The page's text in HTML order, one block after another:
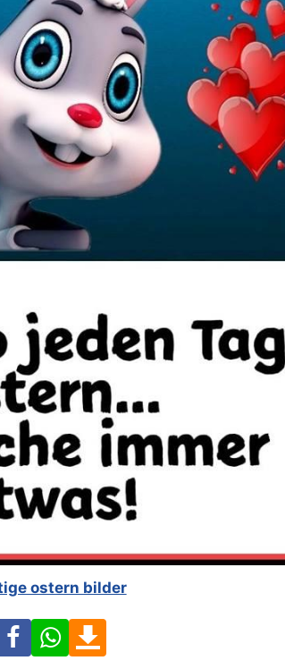
ostern bilder
FacebookWhatsApp